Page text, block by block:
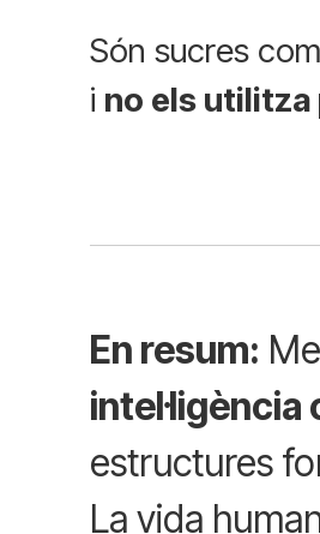
Són sucres
i no els utilitza
En resum:
intel·ligència
estructures
La vida